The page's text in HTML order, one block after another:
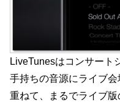
LiveTunesはコンサート
手持ちの音源にライブ
重ねて、まるでライブ